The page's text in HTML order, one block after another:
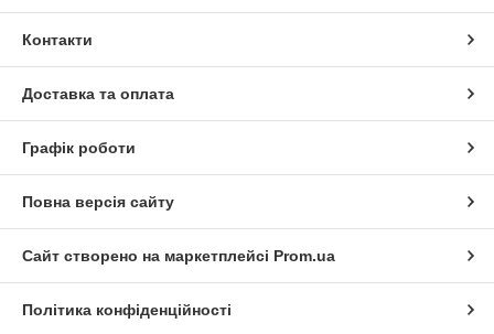
Контакти
Доставка та оплата
Графік роботи
Повна версія сайту
Сайт створено на маркетплейсі Prom.ua
Політика конфіденційності